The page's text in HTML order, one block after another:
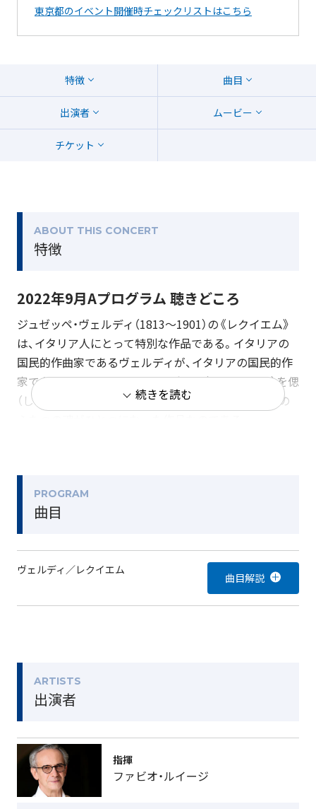
東京都のイベント開催時チェックリストはこちら
特徴 曲目
出演者 ムービー
チケット
ABOUT THIS CONCERT
特徴
2022年9月Aプログラム 聴きどころ
ジュゼッペ・ヴェルディ（1813～1901）の《レクイエム》
は、イタリア人にとって特別な作品である。イタリアの
国民的作曲家であるヴェルディが、イタリアの国民的作
家であるアレッサンドロ・マンゾーニ（1785～1873）を偲
（しの）んで作曲した作品だからだ。いわば、イタリアの
上げるのは、まったくもってふさわしいことに思える。
ソリストは、世界を股にかけて活躍する実力派ばかり。
N響が迎える新しい時代の輝かしい幕開けになることは
間違いない。（加藤浩子）
続きを読む
PROGRAM
曲目
ヴェルディ／レクイエム
ARTISTS
出演者
指揮
ファビオ・ルイージ